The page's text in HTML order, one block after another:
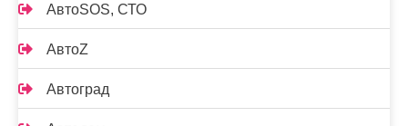
АвтоSOS, СТО
АвтоZ
Автоград